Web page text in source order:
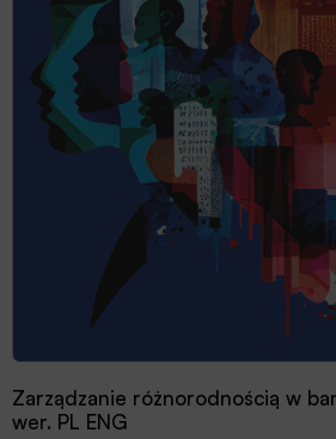
Zarządzanie różnorodnością w
wer. PL ENG